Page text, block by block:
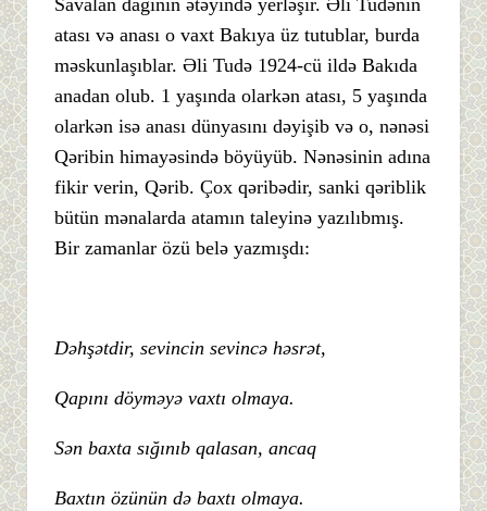
Savalan dağının ətəyində yerləşir. Əli Tudənin
atası və anası o vaxt Bakıya üz tutublar, burda
məskunlaşıblar. Əli Tudə 1924-cü ildə Bakıda
anadan olub. 1 yaşında olarkən atası, 5 yaşında
olarkən isə anası dünyasını dəyişib və o, nənəsi
Qəribin himayəsində böyüyüb. Nənəsinin adına
fikir verin, Qərib. Çox qəribədir, sanki qəriblik
bütün mənalarda atamın taleyinə yazılıbmış.
Bir zamanlar özü belə yazmışdı:
Dəhşətdir, sevincin sevincə həsrət,
Qapını döyməyə vaxtı olmaya.
Sən baxta sığınıb qalasan, ancaq
Baxtın özünün də baxtı olmaya.